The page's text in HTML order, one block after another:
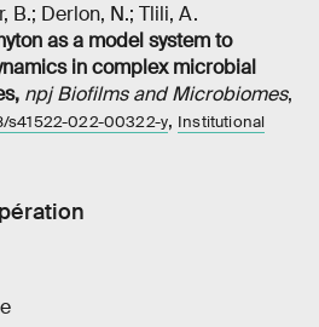
B.; Derlon, N.; Tlili, A.
as a model system to
in complex microbial
, npj Biofilms and Microbiomes,
s41522-022-00322-y, Institutional